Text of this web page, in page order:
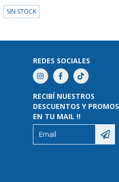
SIN STOCK
REDES SOCIALES
RECIBÍ NUESTROS
DESCUENTOS Y PROMOS
EN TU MAIL !!